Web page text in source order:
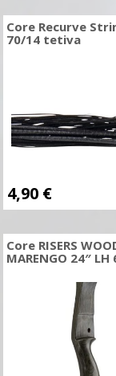
Core Recurve
70/14 tetiva
4,90 €
Core RISERS
MARENGO 24″ LH